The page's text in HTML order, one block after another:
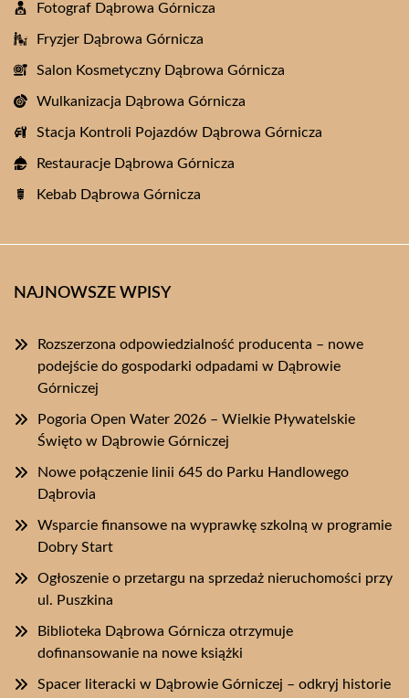
Fotograf Dąbrowa Górnicza
Fryzjer Dąbrowa Górnicza
Salon Kosmetyczny Dąbrowa Górnicza
Wulkanizacja Dąbrowa Górnicza
Stacja Kontroli Pojazdów Dąbrowa Górnicza
Restauracje Dąbrowa Górnicza
Kebab Dąbrowa Górnicza
NAJNOWSZE WPISY
Rozszerzona odpowiedzialność producenta – nowe
podejście do gospodarki odpadami w Dąbrowie
Górniczej
Pogoria Open Water 2026 – Wielkie Pływatelskie
Święto w Dąbrowie Górniczej
Nowe połączenie linii 645 do Parku Handlowego
Dąbrovia
Wsparcie finansowe na wyprawkę szkolną w programie
Dobry Start
Ogłoszenie o przetargu na sprzedaż nieruchomości przy
ul. Puszkina
Biblioteka Dąbrowa Górnicza otrzymuje
dofinansowanie na nowe książki
Spacer literacki w Dąbrowie Górniczej – odkryj historie